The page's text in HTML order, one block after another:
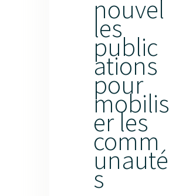
nouvel
les
public
ations
pour
mobilis
er les
comm
unauté
s